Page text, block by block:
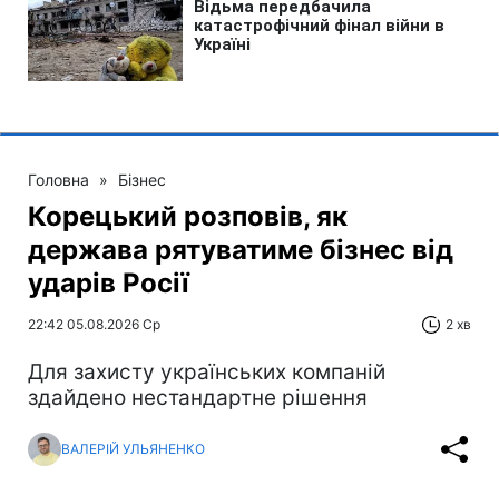
Головна » Бізнес
Корецький розповів, як
держава рятуватиме бізнес від
ударів Росії
22:42 05.08.2026 Ср 2 хв
Для захисту українських компаній
здайдено нестандартне рішення
ВАЛЕРІЙ УЛЬЯНЕНКО